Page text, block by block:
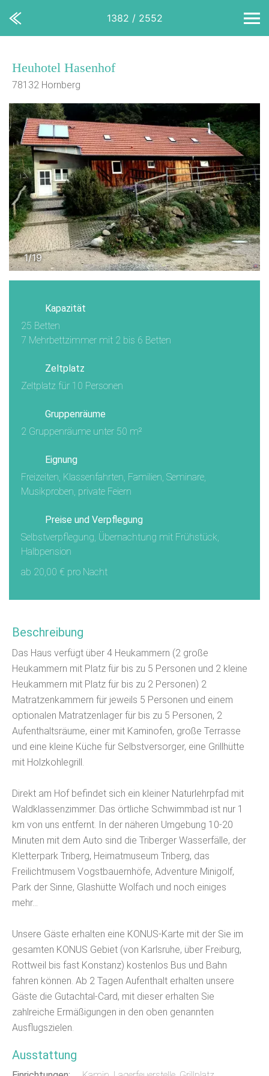
1382 / 2552
Heuhotel Hasenhof
78132 Hornberg
1/19
Kapazität
25 Betten
7 Mehrbettzimmer mit 2 bis 6 Betten
Zeltplatz
Zeltplatz für 10 Personen
Gruppenräume
2 Gruppenräume unter 50 m²
Eignung
Freizeiten, Klassenfahrten, Familien, Seminare,
Musikproben, private Feiern
Preise und Verpflegung
Selbstverpflegung, Übernachtung mit Frühstück,
Halbpension
ab 20,00 € pro Nacht
Beschreibung
Das Haus verfügt über 4 Heukammern (2 große
Heukammern mit Platz für bis zu 5 Personen und 2 kleine
Heukammern mit Platz für bis zu 2 Personen) 2
Matratzenkammern für jeweils 5 Personen und einem
optionalen Matratzenlager für bis zu 5 Personen, 2
Aufenthaltsräume, einer mit Kaminofen, große Terrasse
und eine kleine Küche für Selbstversorger, eine Grillhütte
mit Holzkohlegrill.
Direkt am Hof befindet sich ein kleiner Naturlehrpfad mit
Waldklassenzimmer. Das örtliche Schwimmbad ist nur 1
km von uns entfernt. In der näheren Umgebung 10-20
Minuten mit dem Auto sind die Triberger Wasserfälle, der
Kletterpark Triberg, Heimatmuseum Triberg, das
Freilichtmusem Vogstbauernhöfe, Adventure Minigolf,
Park der Sinne, Glashütte Wolfach und noch einiges
mehr...
Unsere Gäste erhalten eine KONUS-Karte mit der Sie im
gesamten KONUS Gebiet (von Karlsruhe, über Freiburg,
Rottweil bis fast Konstanz) kostenlos Bus und Bahn
fahren können. Ab 2 Tagen Aufenthalt erhalten unsere
Gäste die Gutachtal-Card, mit dieser erhalten Sie
zahlreiche Ermäßigungen in den oben genannten
Ausflugszielen.
Ausstattung